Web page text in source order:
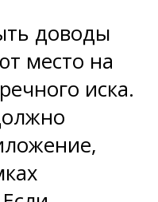
доводы
место на
иска.